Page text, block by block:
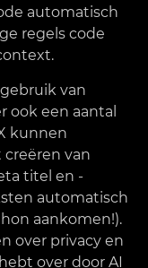
automatisch
regels code
van
ook een aantal
kunnen
van
titel en -
automatisch
aankomen!).
over privacy en
over door AI